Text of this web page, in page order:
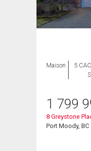
Maison
5
1 799
8 Greystone
Port Moody, BC